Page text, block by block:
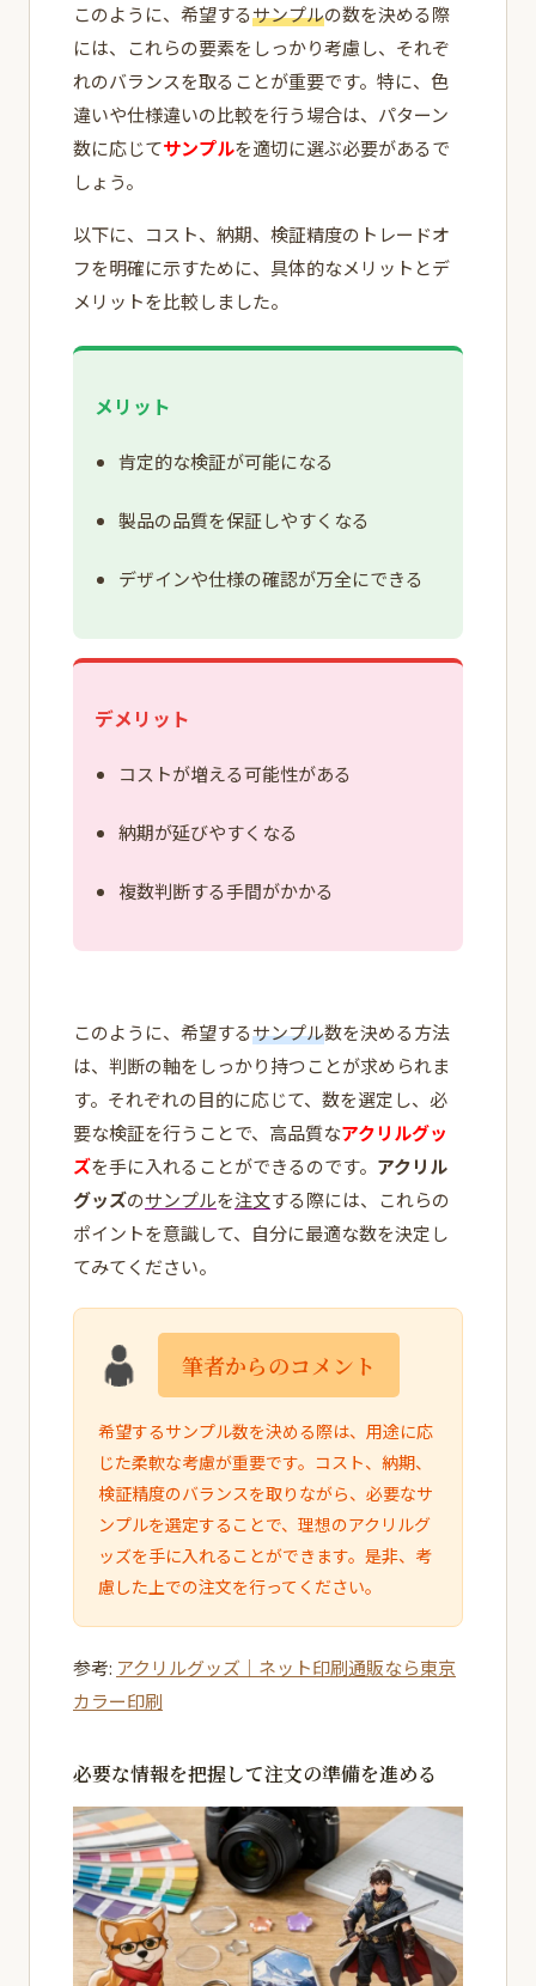
このように、希望するサンプルの数を決める際
には、これらの要素をしっかり考慮し、それぞ
れのバランスを取ることが重要です。特に、色
違いや仕様違いの比較を行う場合は、パターン
数に応じてサンプルを適切に選ぶ必要があるで
しょう。
以下に、コスト、納期、検証精度のトレードオ
フを明確に示すために、具体的なメリットとデ
メリットを比較しました。
メリット
肯定的な検証が可能になる
製品の品質を保証しやすくなる
デザインや仕様の確認が万全にできる
デメリット
コストが増える可能性がある
納期が延びやすくなる
複数判断する手間がかかる
このように、希望するサンプル数を決める方法
は、判断の軸をしっかり持つことが求められま
す。それぞれの目的に応じて、数を選定し、必
要な検証を行うことで、高品質なアクリルグッ
ズを手に入れることができるのです。 アクリル
グッズのサンプルを注文する際には、これらの
ポイントを意識して、自分に最適な数を決定し
てみてください。
筆者からのコメント
希望するサンプル数を決める際は、用途に応
じた柔軟な考慮が重要です。コスト、納期、
検証精度のバランスを取りながら、必要なサ
ンプルを選定することで、理想のアクリルグ
ッズを手に入れることができます。是非、考
慮した上での注文を行ってください。
参考: アクリルグッズ｜ネット印刷通販なら東京
カラー印刷
必要な情報を把握して注文の準備を進める